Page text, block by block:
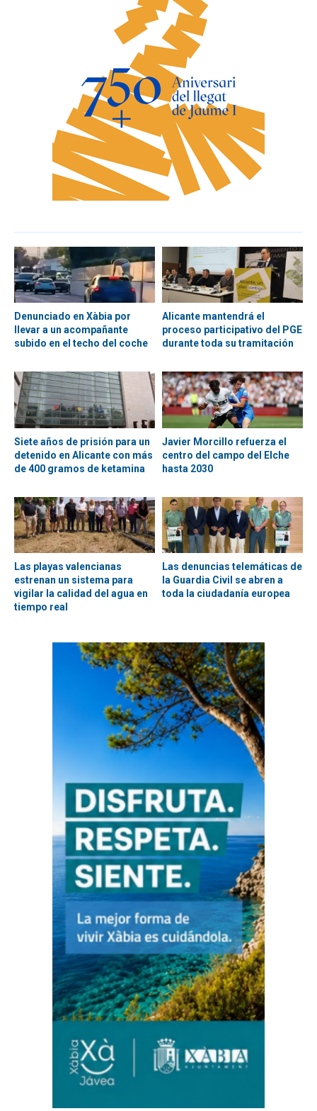
Denunciado en Xàbia por
llevar a un acompañante
subido en el techo del coche
Alicante mantendrá el
proceso participativo del PGE
durante toda su tramitación
Siete años de prisión para un
detenido en Alicante con más
de 400 gramos de ketamina
Javier Morcillo refuerza el
centro del campo del Elche
hasta 2030
Las playas valencianas
estrenan un sistema para
vigilar la calidad del agua en
tiempo real
Las denuncias telemáticas de
la Guardia Civil se abren a
toda la ciudadanía europea